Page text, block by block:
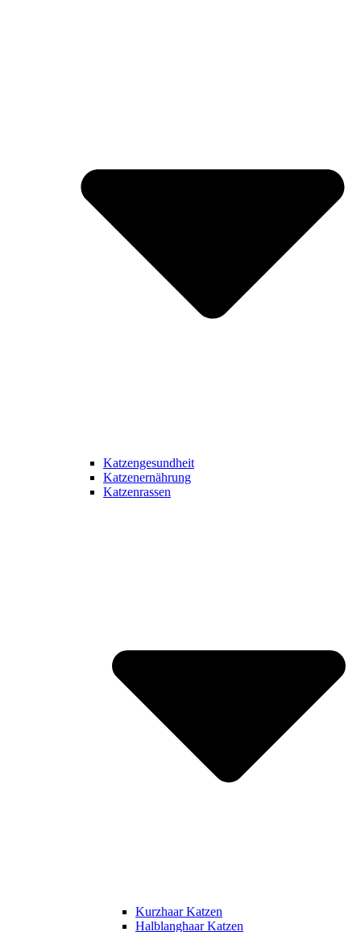
Katzengesundheit
Katzenernährung
Katzenrassen
Kurzhaar Katzen
Halblanghaar Katzen